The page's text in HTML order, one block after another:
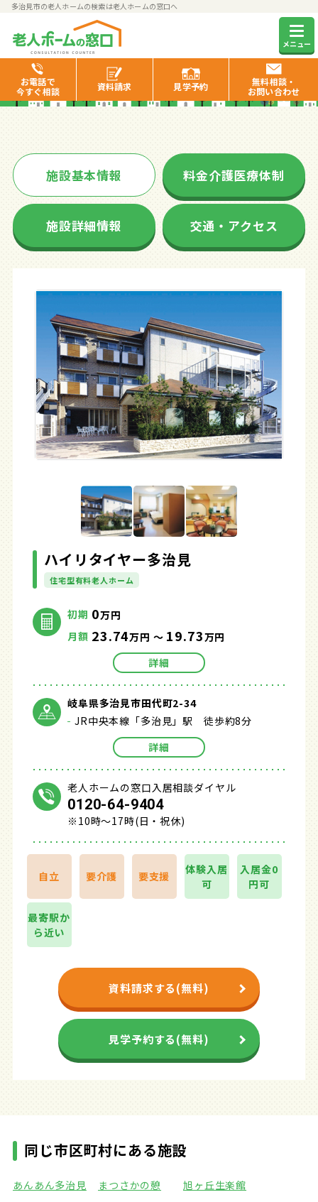
多治見市の老人ホームの検索は老人ホームの窓口へ
メニュー
お電話で
今すぐ相談
資料請求 見学予約
無料相談・
お問い合わせ
ハイリタイヤー多治見
施設基本情報 料金介護医療体制
施設詳細情報 交通・アクセス
ハイリタイヤー多治見
住宅型有料老人ホーム
初期 0万円
月額 23.74万円 ～ 19.73万円
詳細
岐阜県多治見市田代町2-34
JR中央本線「多治見」駅 徒歩約8分
詳細
老人ホームの窓口入居相談ダイヤル
0120-64-9404
※10時～17時(日・祝休)
自立 要介護 要支援
体験入居
可
入居金0
円可
最寄駅か
ら近い
資料請求する(無料)
見学予約する(無料)
同じ市区町村にある施設
あんあん多治見 まつさかの憩
旭ヶ丘生楽館